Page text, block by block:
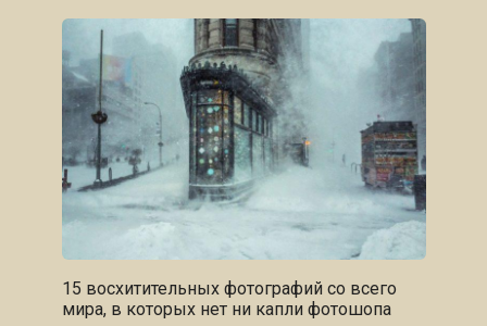
15 восхитительных фотографий со всего
мира, в которых нет ни капли фотошопа